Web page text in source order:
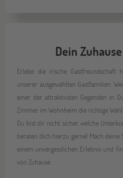
Dein
Erlebe die irische Gastfreundschaft
unserer ausgewählten Gastfamilien.
einer der attraktivsten Gegenden in
Zimmer im Wohnheim die richtige
Du bist dir nicht sicher, welche
beraten dich hierzu gerne! Mach deine
einem unvergesslichen Erlebnis und
von Zuhause.